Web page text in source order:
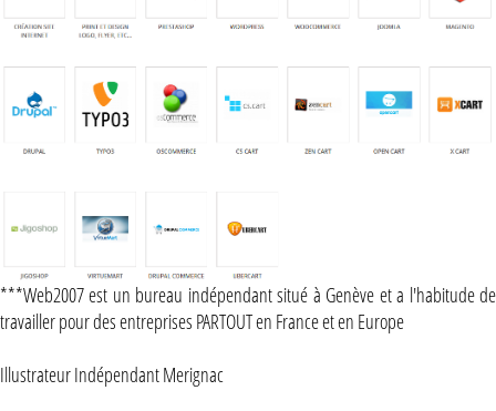
***Web2007 est un bureau indépendant situé à Genève et a l'habitude de
travailler pour des entreprises PARTOUT en France et en Europe
Illustrateur Indépendant Merignac